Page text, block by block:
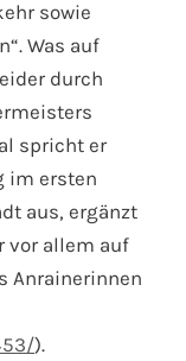
sowie
Was auf
durch
spricht er
im ersten
aus, ergänzt
vor allem auf
Anrainerinnen
).